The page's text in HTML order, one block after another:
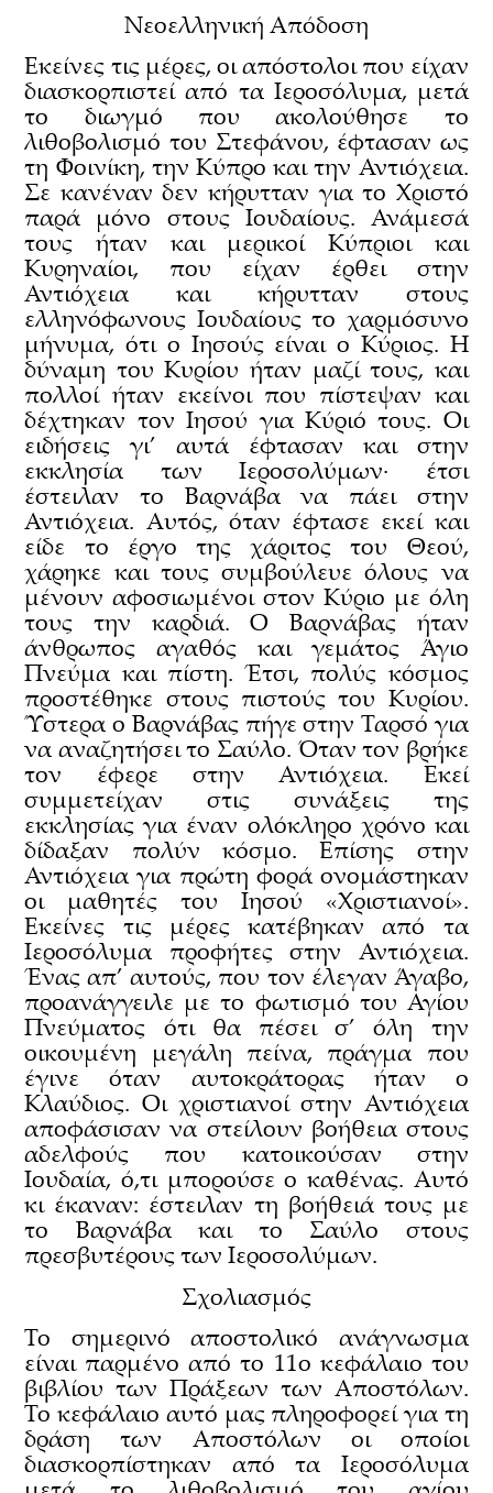
Νεοελληνική Απόδοση
Εκείνες τις μέρες, οι απόστολοι που είχαν
διασκορπιστεί από τα Ιεροσόλυμα, μετά
το διωγμό που ακολούθησε το
λιθοβολισμό του Στεφάνου, έφτασαν ως
τη Φοινίκη, την Κύπρο και την Αντιόχεια.
Σε κανέναν δεν κήρυτταν για το Χριστό
παρά μόνο στους Ιουδαίους. Ανάμεσά
τους ήταν και μερικοί Κύπριοι και
Κυρηναίοι, που είχαν έρθει στην
Αντιόχεια και κήρυτταν στους
ελληνόφωνους Ιουδαίους το χαρμόσυνο
μήνυμα, ότι ο Ιησούς είναι ο Κύριος. Η
δύναμη του Κυρίου ήταν μαζί τους, και
πολλοί ήταν εκείνοι που πίστεψαν και
δέχτηκαν τον Ιησού για Κύριό τους. Οι
ειδήσεις γι’ αυτά έφτασαν και στην
εκκλησία των Ιεροσολύμων∙ έτσι
έστειλαν το Βαρνάβα να πάει στην
Αντιόχεια. Αυτός, όταν έφτασε εκεί και
είδε το έργο της χάριτος του Θεού,
χάρηκε και τους συμβούλευε όλους να
μένουν αφοσιωμένοι στον Κύριο με όλη
τους την καρδιά. Ο Βαρνάβας ήταν
άνθρωπος αγαθός και γεμάτος Άγιο
Πνεύμα και πίστη. Έτσι, πολύς κόσμος
προστέθηκε στους πιστούς του Κυρίου.
Ύστερα ο Βαρνάβας πήγε στην Ταρσό για
να αναζητήσει το Σαύλο. Όταν τον βρήκε
τον έφερε στην Αντιόχεια. Εκεί
συμμετείχαν στις συνάξεις της
εκκλησίας για έναν ολόκληρο χρόνο και
δίδαξαν πολύν κόσμο. Επίσης στην
Αντιόχεια για πρώτη φορά ονομάστηκαν
οι μαθητές του Ιησού «Χριστιανοί».
Εκείνες τις μέρες κατέβηκαν από τα
Ιεροσόλυμα προφήτες στην Αντιόχεια.
Ένας απ’ αυτούς, που τον έλεγαν Άγαβο,
προανάγγειλε με το φωτισμό του Αγίου
Πνεύματος ότι θα πέσει σ’ όλη την
οικουμένη μεγάλη πείνα, πράγμα που
έγινε όταν αυτοκράτορας ήταν ο
Κλαύδιος. Οι χριστιανοί στην Αντιόχεια
αποφάσισαν να στείλουν βοήθεια στους
αδελφούς που κατοικούσαν στην
Ιουδαία, ό,τι μπορούσε ο καθένας. Αυτό
κι έκαναν: έστειλαν τη βοήθειά τους με
το Βαρνάβα και το Σαύλο στους
πρεσβυτέρους των Ιεροσολύμων.
Σχολιασμός
Το σημερινό αποστολικό ανάγνωσμα
είναι παρμένο από το 11ο κεφάλαιο του
βιβλίου των Πράξεων των Αποστόλων.
Το κεφάλαιο αυτό μας πληροφορεί για τη
δράση των Αποστόλων οι οποίοι
διασκορπίστηκαν από τα Ιεροσόλυμα